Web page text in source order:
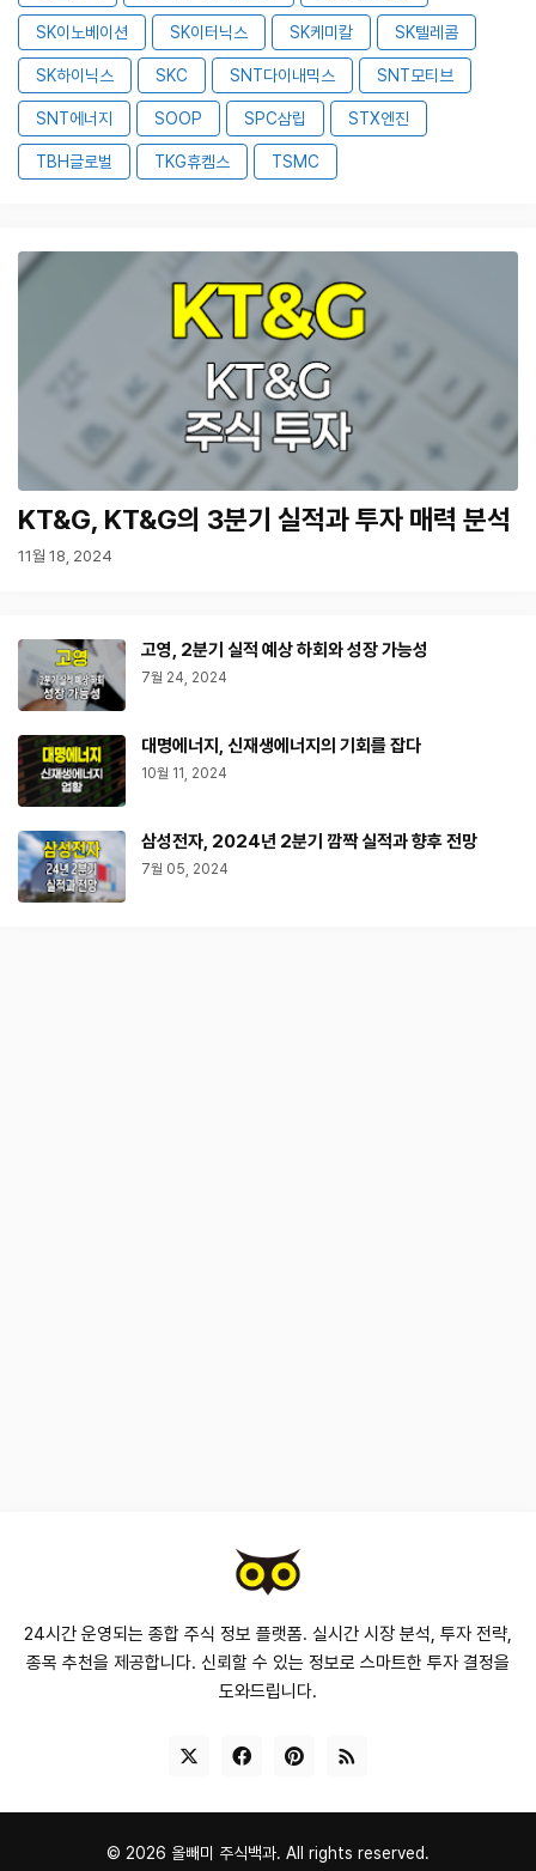
SK이노베이션 SK이터닉스 SK케미칼 SK텔레콤
SK하이닉스 SKC SNT다이내믹스 SNT모티브
SNT에너지 SOOP SPC삼립 STX엔진
TBH글로벌 TKG휴켐스 TSMC
KT&G, KT&G의 3분기 실적과 투자 매력 분석
11월 18, 2024
고영, 2분기 실적 예상 하회와 성장 가능성
7월 24, 2024
대명에너지, 신재생에너지의 기회를 잡다
10월 11, 2024
삼성전자, 2024년 2분기 깜짝 실적과 향후 전망
7월 05, 2024
24시간 운영되는 종합 주식 정보 플랫폼. 실시간 시장 분석, 투자 전략,
종목 추천을 제공합니다. 신뢰할 수 있는 정보로 스마트한 투자 결정을
도와드립니다.
© 2026 올빼미 주식백과. All rights reserved.